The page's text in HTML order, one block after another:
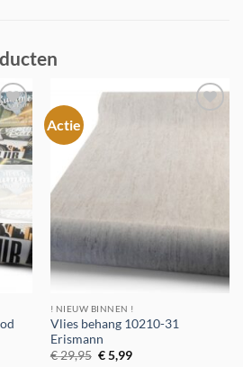
Actie
! NIEUW BINNEN !
Vlies behang 10210-31
Erismann
€29,95 Oorspronkelijke
€5,99Huidige